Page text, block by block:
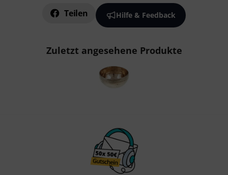
Teilen Hilfe & Feedback
Zuletzt angesehene Produkte